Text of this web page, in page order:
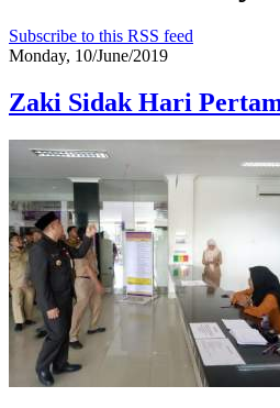
Subscribe to this RSS feed
Monday, 10/June/2019
Zaki Sidak Hari